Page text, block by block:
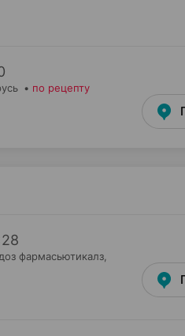
• по рецепту
28
фармасьютикалз